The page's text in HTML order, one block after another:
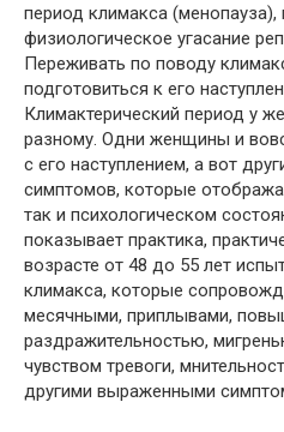
период климакса
физиологическое угасание
Переживать по поводу
подготовиться к его
Климактерический период у
разному. Одни женщины и
с его наступлением, а вот
симптомов, которые
так и психологическом
показывает практика,
возрасте от 48 до 55 лет
климакса, которые
месячными, приплывами,
раздражительностью,
чувством тревоги,
другими выраженными